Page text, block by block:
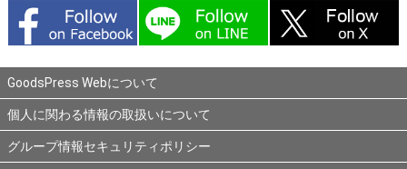
GoodsPress Webについて
個人に関わる情報の取扱いについて
グループ情報セキュリティポリシー